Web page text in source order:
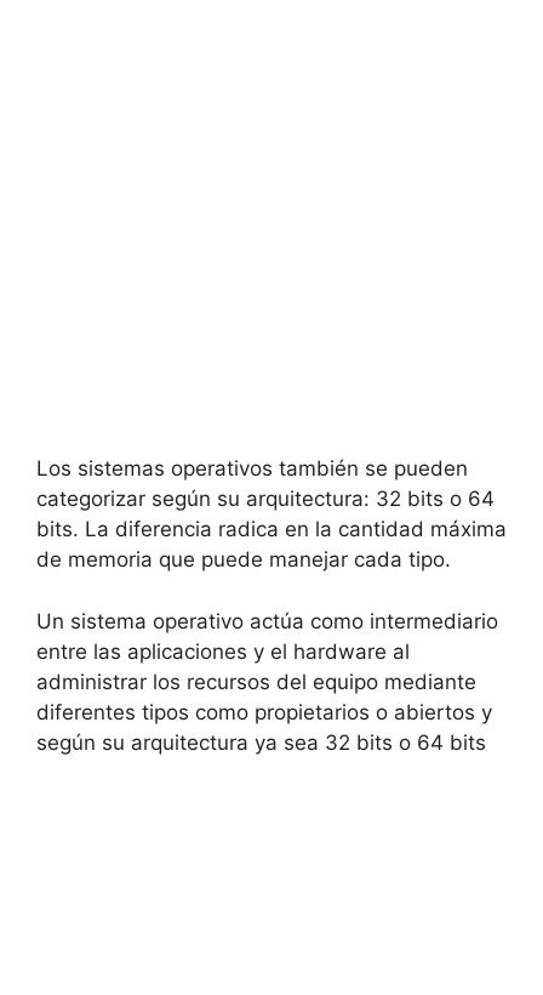
Los sistemas operativos también se pueden
categorizar según su arquitectura: 32 bits o 64
bits. La diferencia radica en la cantidad máxima
de memoria que puede manejar cada tipo.
Un sistema operativo actúa como intermediario
entre las aplicaciones y el hardware al
administrar los recursos del equipo mediante
diferentes tipos como propietarios o abiertos y
según su arquitectura ya sea 32 bits o 64 bits